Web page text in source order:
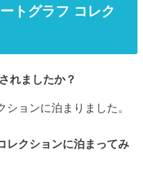
トグラフ コレク
れましたか？
ョンに泊まりました。
レクションに泊まってみ